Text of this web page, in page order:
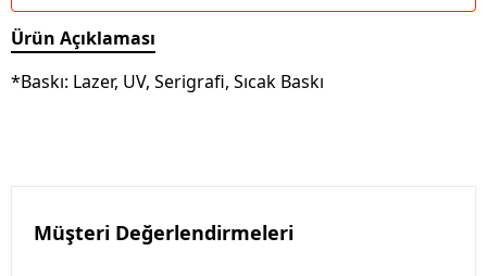
Ürün Açıklaması
*Baskı: Lazer, UV, Serigrafi, Sıcak Baskı
Müşteri Değerlendirmeleri